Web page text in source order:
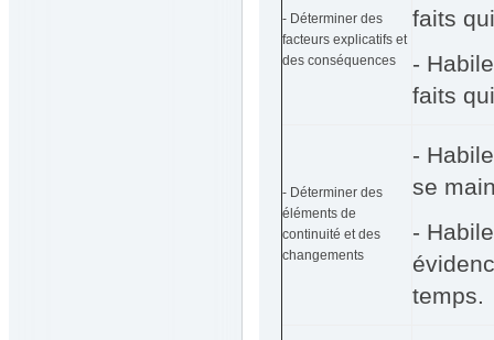
- Déterminer des
facteurs explicatifs et
des conséquences
faits
-
faits
- Déterminer des
éléments de
continuité et des
changements
-
se
-
temps.